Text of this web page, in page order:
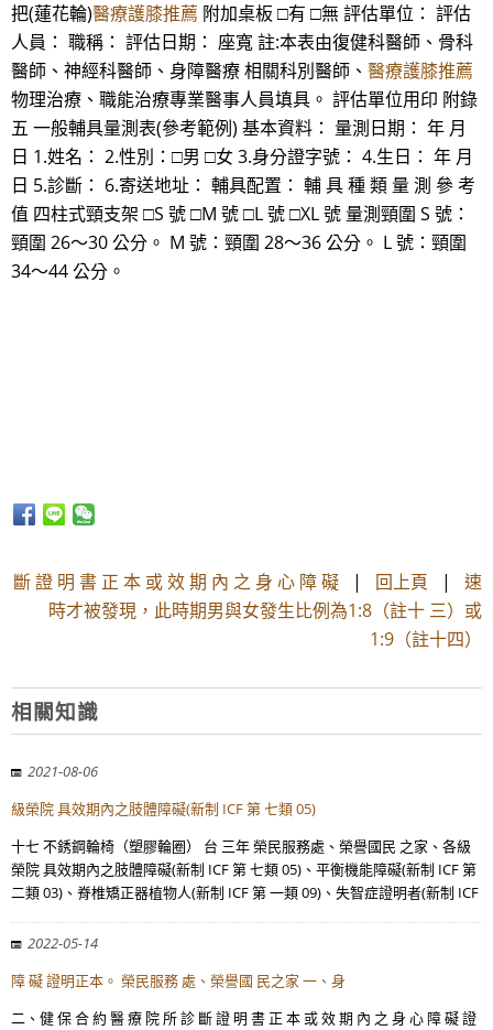
把(蓮花輪)醫療護膝推薦 附加桌板 □有 □無 評估單位： 評估
人員： 職稱： 評估日期： 座寬 註:本表由復健科醫師、骨科
醫師、神經科醫師、身障醫療 相關科別醫師、 醫療護膝推薦
物理治療、職能治療專業醫事人員填具。 評估單位用印 附錄
五 一般輔具量測表(參考範例) 基本資料： 量測日期： 年 月
日 1.姓名： 2.性別：□男 □女 3.身分證字號： 4.生日： 年 月
日 5.診斷： 6.寄送地址： 輔具配置： 輔 具 種 類 量 測 參 考
值 四柱式頸支架 □S 號 □M 號 □L 號 □XL 號 量測頸圍 S 號：
頸圍 26～30 公分。 M 號：頸圍 28～36 公分。 L 號：頸圍
34～44 公分。
斷 證 明 書 正 本 或 效 期 內 之 身 心 障 礙 | 回上頁 | 速
時才被發現，此時期男與女發生比例為1:8（註十 三）或
1:9（註十四）
相關知識
2021-08-06
級榮院 具效期內之肢體障礙(新制 ICF 第 七類 05)
十七 不銹鋼輪椅（塑膠輪圈） 台 三年 榮民服務處、榮譽國民 之家、各級
榮院 具效期內之肢體障礙(新制 ICF 第 七類 05)、平衡機能障礙(新制 ICF 第
二類 03)、脊椎矯正器植物人(新制 ICF 第 一類 09)、失智症證明者(新制 ICF
2022-05-14
障 礙 證明正本。 榮民服務 處、榮譽國 民之家 一、身
二、健 保 合 約 醫 療 院 所 診 斷 證 明 書 正 本 或 效 期 內 之 身 心 障 礙 證